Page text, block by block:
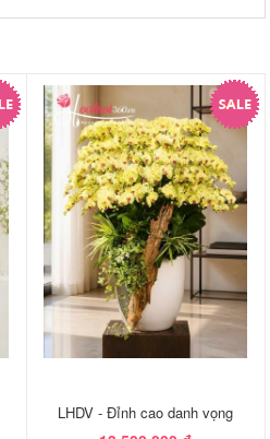
LHDV - Đỉnh cao danh vọng